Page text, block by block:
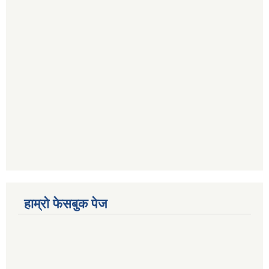
हाम्रो फेसबुक पेज